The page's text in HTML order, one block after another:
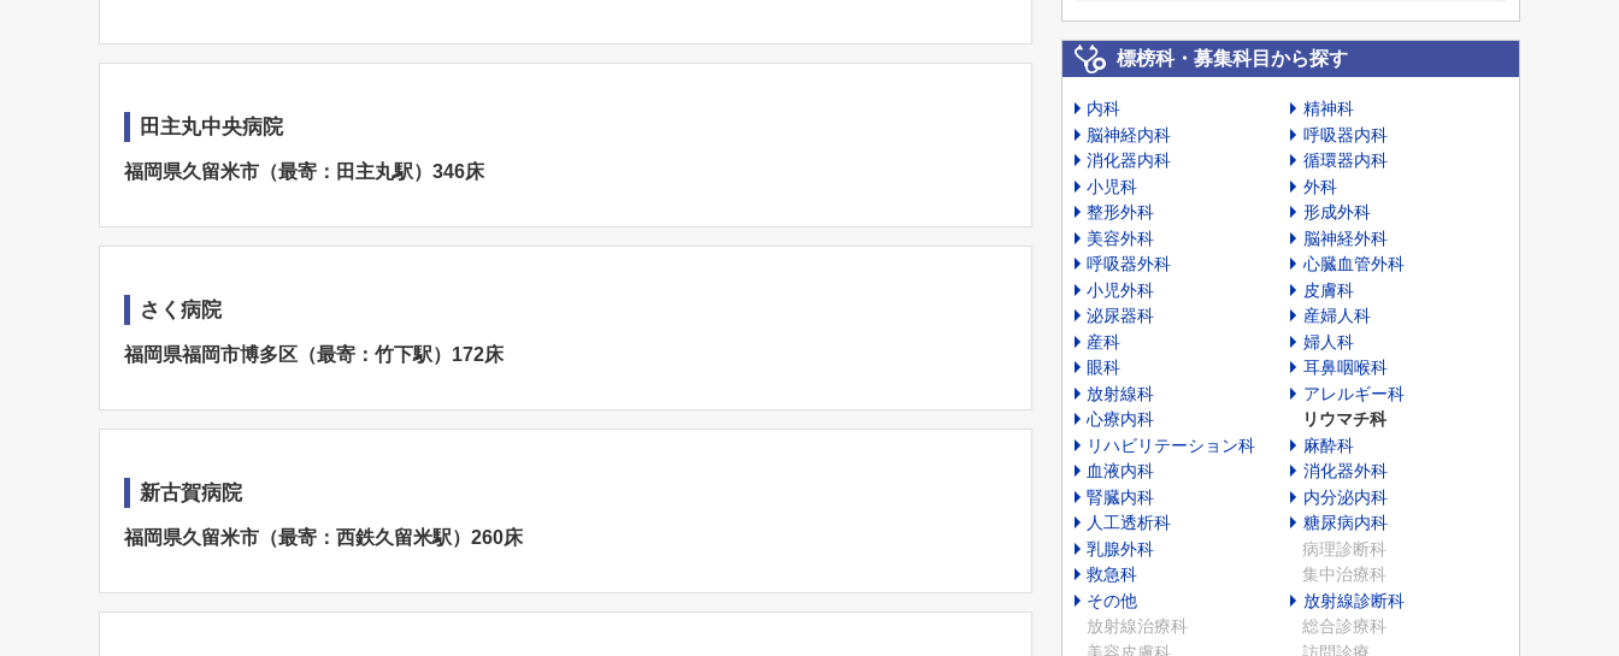
田主丸中央病院
福岡県久留米市（最寄：田主丸駅）346床
さく病院
福岡県福岡市博多区（最寄：竹下駅）172床
新古賀病院
福岡県久留米市（最寄：西鉄久留米駅）260床
標榜科・募集科目から探す
内科
精神科
脳神経内科
呼吸器内科
消化器内科
循環器内科
小児科
外科
整形外科
形成外科
美容外科
脳神経外科
呼吸器外科
心臓血管外科
小児外科
皮膚科
泌尿器科
産婦人科
産科
婦人科
眼科
耳鼻咽喉科
放射線科
アレルギー科
心療内科
リウマチ科
リハビリテーション科
麻酔科
血液内科
消化器外科
腎臓内科
内分泌内科
人工透析科
糖尿病内科
乳腺外科
病理診断科
救急科
集中治療科
その他
放射線診断科
放射線治療科
総合診療科
美容皮膚科
訪問診療